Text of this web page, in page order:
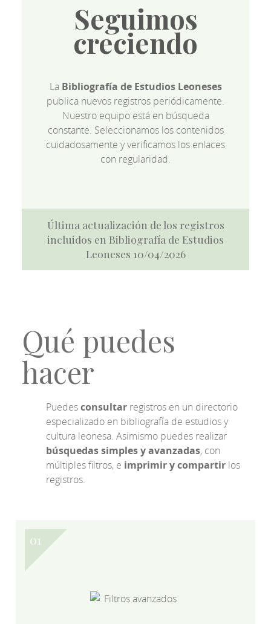
Seguimos
creciendo
La Bibliografía de Estudios Leoneses
publica nuevos registros periódicamente.
Nuestro equipo está en búsqueda
constante. Seleccionamos los contenidos
cuidadosamente y verificamos los enlaces
con regularidad.
Última actualización de los registros
incluidos en Bibliografía de Estudios
Leoneses 10/04/2026
Qué puedes
hacer
Puedesconsultar registros en un directorio
especializado en bibliografía de estudios y
cultura leonesa. Asimismo puedes realizar
búsquedas simples y avanzadas, con
múltiples filtros, e imprimir y compartir los
registros.